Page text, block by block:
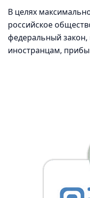
В целях
российское
федеральный закон,
иностранцам,